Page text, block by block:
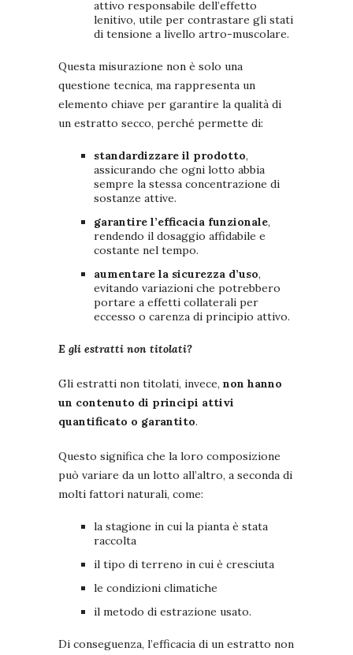
attivo responsabile dell’effetto
lenitivo, utile per contrastare gli stati
di tensione a livello artro-muscolare.
Questa misurazione non è solo una
questione tecnica, ma rappresenta un
elemento chiave per garantire la qualità di
un estratto secco, perché permette di:
standardizzare il prodotto,
assicurando che ogni lotto abbia
sempre la stessa concentrazione di
sostanze attive.
garantire l’efficacia funzionale,
rendendo il dosaggio affidabile e
costante nel tempo.
aumentare la sicurezza d’uso,
evitando variazioni che potrebbero
portare a effetti collaterali per
eccesso o carenza di principio attivo.
E gli estratti non titolati?
Gli estratti non titolati, invece, non hanno
un contenuto di principi attivi
quantificato o garantito.
Questo significa che la loro composizione
può variare da un lotto all’altro, a seconda di
molti fattori naturali, come:
la stagione in cui la pianta è stata
raccolta
il tipo di terreno in cui è cresciuta
le condizioni climatiche
il metodo di estrazione usato.
Di conseguenza, l’efficacia di un estratto non